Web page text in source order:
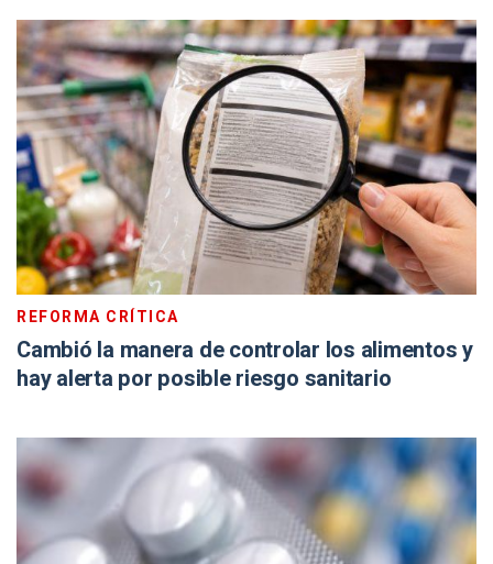
REFORMA CRÍTICA
Cambió la manera de controlar los alimentos y
hay alerta por posible riesgo sanitario